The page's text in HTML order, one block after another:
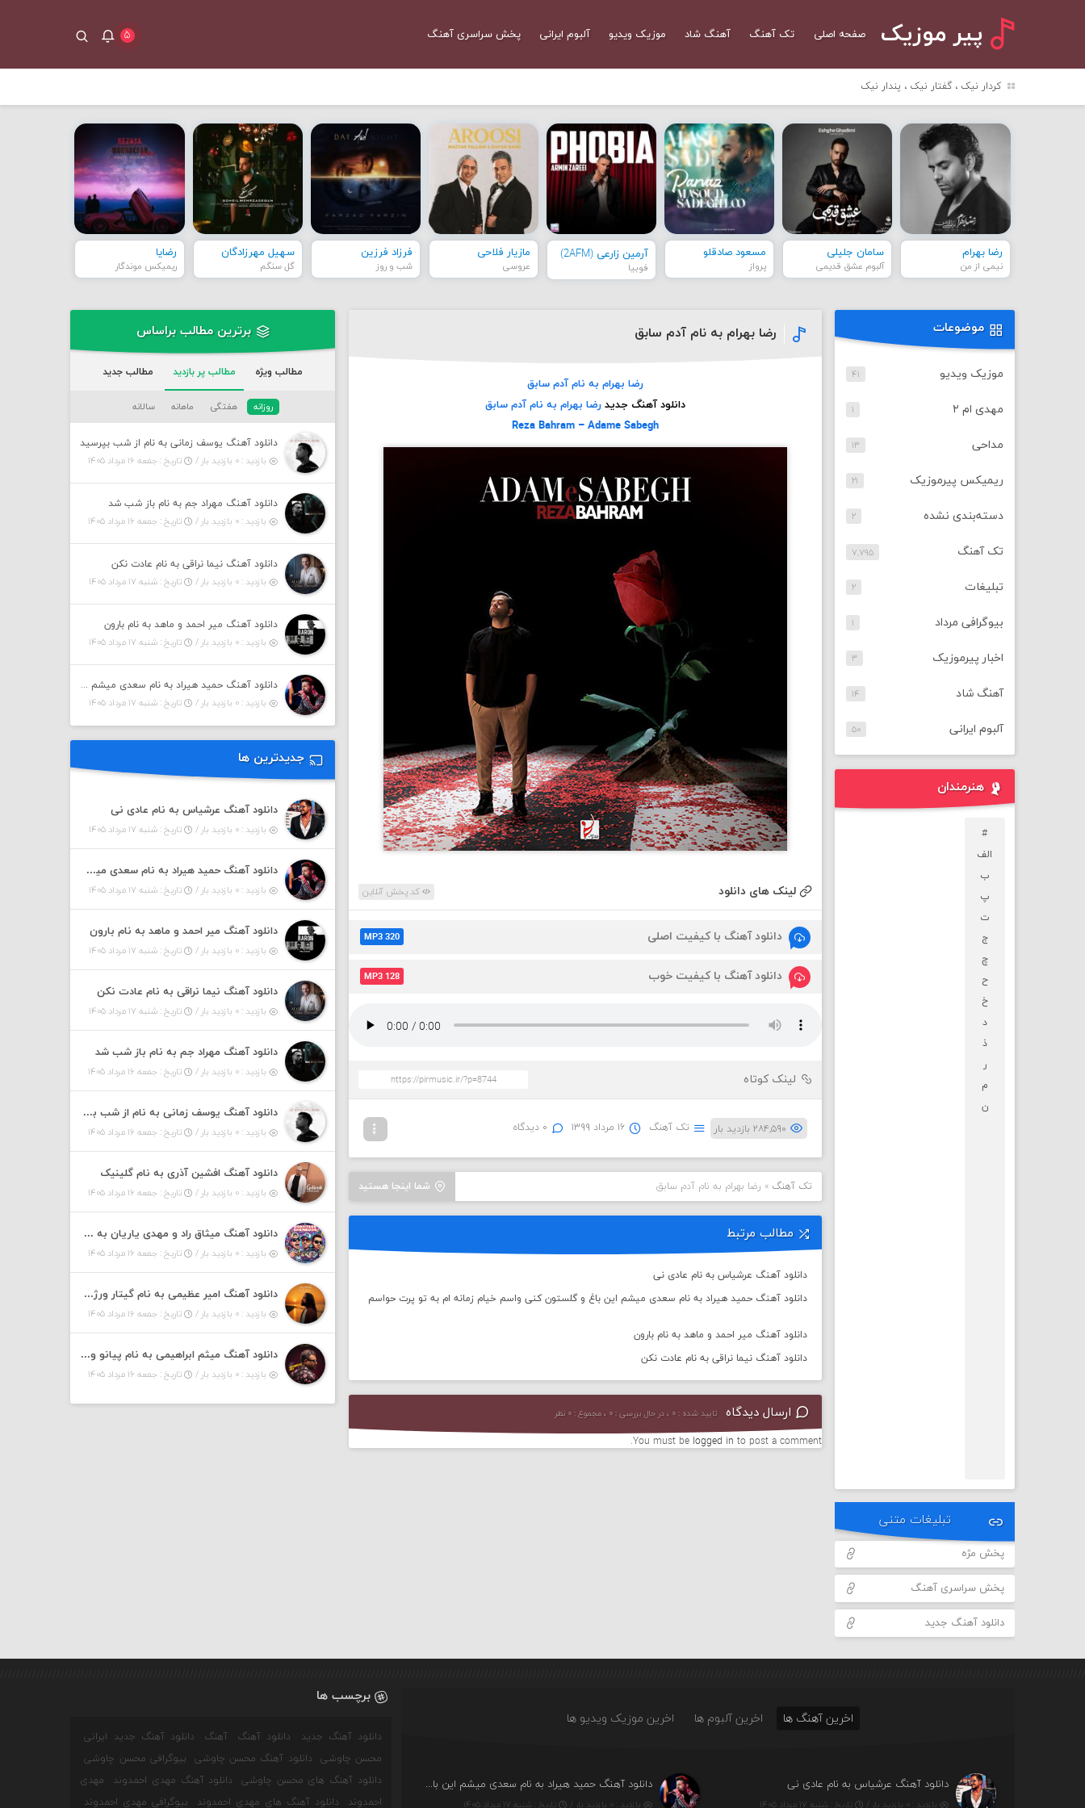
پیر موزیک صفحه اصلی تک آهنگ آهنگ شاد موزیک ویدیو آلبوم ایرانی پخش سراسری آهنگ ۵
کردار نیک ، گفتار نیک ، پندار نیک
رضا بهرام
نیمی از من
سامان جلیلی
آلبوم عشق قدیمی
مسعود صادقلو
پرواز
آرمین زارعی (2AFM)
فوبیا
مازیار فلاحی
عروسی
فرزاد فرزین
شب و روز
سهیل مهرزادگان
گل سنگم
رضایا
ریمیکس موندگار
رضا بهرام به نام آدم سابق
رضا بهرام به نام آدم سابق
دانلود آهنگ جدید رضا بهرام به نام آدم سابق
Reza Bahram – Adame Sabegh
لینک های دانلود کد پخش آنلاین
دانلود آهنگ با کیفیت اصلی MP3 320
دانلود آهنگ با کیفیت خوب MP3 128
لینک کوتاه
۲۸۴,۵۹۰ بازدید بار تک آهنگ ۱۶ مرداد ۱۳۹۹ ۰ دیدگاه
شما اینجا هستید تک آهنگ » رضا بهرام به نام آدم سابق
مطالب مرتبط
دانلود آهنگ عرشیاس به نام عادی نی
دانلود آهنگ حمید هیراد به نام سعدی میشم این باغ و گلستون کنی واسم خیام زمانه ام به تو پرت حواسم
دانلود آهنگ میر احمد و ماهد به نام بارون
دانلود آهنگ نیما نراقی به نام عادت نکن
ارسال دیدگاه تایید شده : ۰ ، در حال بررسی : ۰ ، مجموع : ۰ نظر
You must be logged in to post a comment.
موضوعات
موزیک ویدیو ۴۱
مهدی ام ۲ ۱
مداحی ۱۳
ریمیکس پیرموزیک ۲۱
دسته‌بندی نشده ۲
تک آهنگ ۷,۷۹۵
تبلیغات ۲
بیوگرافی مرداد ۱
اخبار پیرموزیک ۳
آهنگ شاد ۱۴
آلبوم ایرانی ۵۰
هنرمندان
#
الف
ب
پ
ت
ج
چ
ح
خ
د
ذ
ر
م
ن
تبلیغات متنی
پخش مژه
پخش سراسری آهنگ
دانلود آهنگ جدید
برترین مطالب براساس
مطالب ویژه مطالب پر بازدید مطالب جدید
روزانه هفتگی ماهانه سالانه
دانلود آهنگ یوسف زمانی به نام از شب بپرسید
بازدید : ۰ بازدید بار /
تاریخ : جمعه ۱۶ مرداد ۱۴۰۵
دانلود آهنگ مهراد جم به نام باز شب شد
بازدید : ۰ بازدید بار /
تاریخ : جمعه ۱۶ مرداد ۱۴۰۵
دانلود آهنگ نیما نراقی به نام عادت نکن
بازدید : ۰ بازدید بار /
تاریخ : شنبه ۱۷ مرداد ۱۴۰۵
دانلود آهنگ میر احمد و ماهد به نام بارون
بازدید : ۰ بازدید بار /
تاریخ : شنبه ۱۷ مرداد ۱۴۰۵
دانلود آهنگ حمید هیراد به نام سعدی میشم این باغ و گلستون کنی واسم خیام زمانه ام به تو پرت حواسم
بازدید : ۰ بازدید بار /
تاریخ : شنبه ۱۷ مرداد ۱۴۰۵
جدیدترین ها
دانلود آهنگ عرشیاس به نام عادی نی
بازدید : ۰ بازدید بار / تاریخ : شنبه ۱۷ مرداد ۱۴۰۵
دانلود آهنگ حمید هیراد به نام سعدی میشم این باغ و گلستون کنی واسم خیام زمانه ام به تو پرت حواسم
بازدید : ۰ بازدید بار / تاریخ : شنبه ۱۷ مرداد ۱۴۰۵
دانلود آهنگ میر احمد و ماهد به نام بارون
بازدید : ۰ بازدید بار / تاریخ : شنبه ۱۷ مرداد ۱۴۰۵
دانلود آهنگ نیما نراقی به نام عادت نکن
بازدید : ۰ بازدید بار / تاریخ : شنبه ۱۷ مرداد ۱۴۰۵
دانلود آهنگ مهراد جم به نام باز شب شد
بازدید : ۰ بازدید بار / تاریخ : جمعه ۱۶ مرداد ۱۴۰۵
دانلود آهنگ یوسف زمانی به نام از شب بپرسید
بازدید : ۰ بازدید بار / تاریخ : جمعه ۱۶ مرداد ۱۴۰۵
دانلود آهنگ افشین آذری به نام گلینیک
بازدید : ۰ بازدید بار / تاریخ : جمعه ۱۶ مرداد ۱۴۰۵
دانلود آهنگ میثاق راد و مهدی یاریان به نام دختر شمرون
بازدید : ۰ بازدید بار / تاریخ : جمعه ۱۶ مرداد ۱۴۰۵
دانلود آهنگ امیر عظیمی به نام گیتار ورژن دختر بندر
بازدید : ۰ بازدید بار / تاریخ : جمعه ۱۶ مرداد ۱۴۰۵
دانلود آهنگ میثم ابراهیمی به نام پیانو ورژن مهربون من
بازدید : ۰ بازدید بار / تاریخ : جمعه ۱۶ مرداد ۱۴۰۵
اخرین آهنگ ها اخرین آلبوم ها اخرین موزیک ویدیو ها
دانلود آهنگ عرشیاس به نام عادی نی
بازدید : ۰ بازدید بار / تاریخ : شنبه ۱۷ مرداد ۱۴۰۵
دانلود آهنگ حمید هیراد به نام سعدی میشم این باغ و گلستون کنی واسم خیام زمانه ام به تو پرت حواسم
بازدید : ۰ بازدید بار / تاریخ : شنبه ۱۷ مرداد ۱۴۰۵
برچسب ها
دانلود آهنگ جدید دانلود آهنگ آهنگ
دانلود آهنگ جدید ایرانی
محسن چاوشی
دانلود آهنگ محسن چاوشی
بیوگرافی محسن چاوشی
دانلود آهنگ های محسن چاوشی
دانلود آهنگ مهدی احمدوند
مهدی
احمدوند
دانلود آهنگ های مهدی احمدوند بیوگرافی مهدی احمدوند